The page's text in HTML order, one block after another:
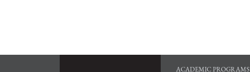
ACADEMIC PROGRAMS